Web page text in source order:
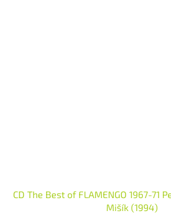
CD The Best of FLAMENGO 1967-71
Mišík (1994)